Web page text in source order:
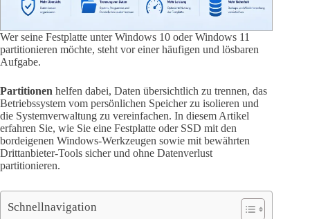
Wer seine Festplatte unter Windows 10 oder Windows 11
partitionieren möchte, steht vor einer häufigen und lösbaren
Aufgabe.
Partitionen helfen dabei, Daten übersichtlich zu trennen, das
Betriebssystem vom persönlichen Speicher zu isolieren und
die Systemverwaltung zu vereinfachen. In diesem Artikel
erfahren Sie, wie Sie eine Festplatte oder SSD mit den
bordeigenen Windows-Werkzeugen sowie mit bewährten
Drittanbieter-Tools sicher und ohne Datenverlust
partitionieren.
Schnellnavigation